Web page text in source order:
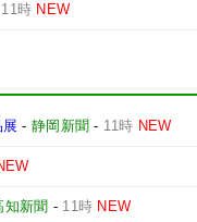
11時 NEW
- 静岡新聞 - 11時 NEW
知新聞 - 11時 NEW